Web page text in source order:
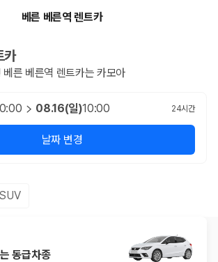
베른 베른역 렌트카
카
베른 베른역 렌트카는 카모아
08.16(일)10:00 24시간
날짜 변경
SUV
동급차종